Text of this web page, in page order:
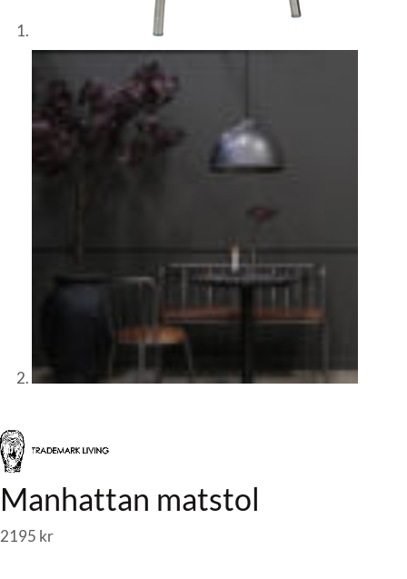
Manhattan matstol
2195 kr